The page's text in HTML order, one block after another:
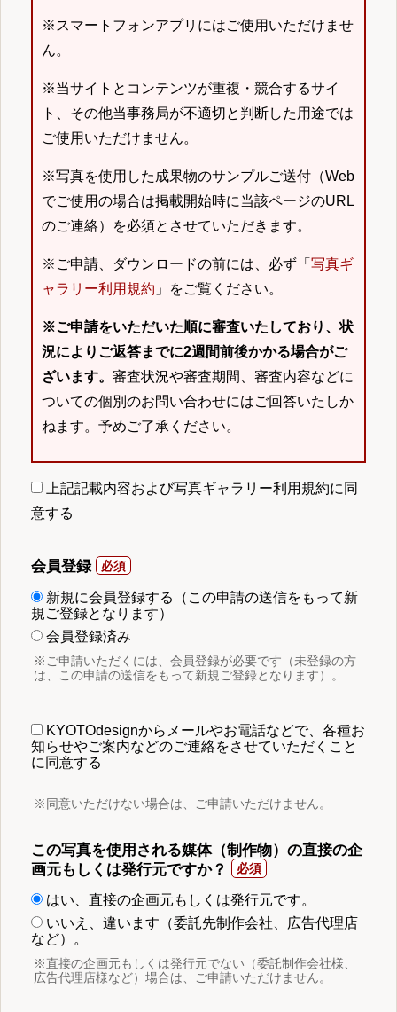
※スマートフォンアプリにはご使用いただけませ
ん。
※当サイトとコンテンツが重複・競合するサイ
ト、その他当事務局が不適切と判断した用途では
ご使用いただけません。
※写真を使用した成果物のサンプルご送付（Web
でご使用の場合は掲載開始時に当該ページのURL
のご連絡）を必須とさせていただきます。
※ご申請、ダウンロードの前には、必ず「 写真ギ
ャラリー利用規約 」をご覧ください。
※ご申請をいただいた順に審査いたしており、状
況によりご返答までに2週間前後かかる場合がご
ざいます。 審査状況や審査期間、審査内容などに
ついての個別のお問い合わせにはご回答いたしか
ねます。予めご了承ください。
上記記載内容および写真ギャラリー利用規約に同
意する
会員登録
新規に会員登録する（この申請の送信をもって新
規ご登録となります）
会員登録済み
※ご申請いただくには、会員登録が必要です（未登録の方
は、この申請の送信をもって新規ご登録となります）。
KYOTOdesignからメールやお電話などで、各種お
知らせやご案内などのご連絡をさせていただくこと
に同意する
※同意いただけない場合は、ご申請いただけません。
この写真を使用される媒体（制作物）の直接の企
画元もしくは発行元ですか？
はい、直接の企画元もしくは発行元です。
いいえ、違います（委託先制作会社、広告代理店
など）。
※直接の企画元もしくは発行元でない（委託制作会社様、
広告代理店様など）場合は、ご申請いただけません。